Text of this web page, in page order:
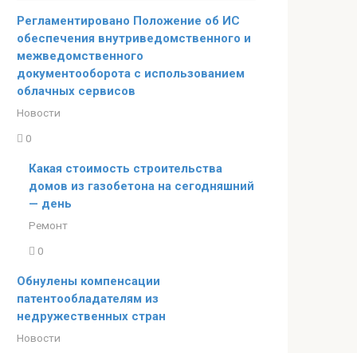
Регламентировано Положение об ИС
обеспечения внутриведомственного и
межведомственного
документооборота с использованием
облачных сервисов
Новости
0
Какая стоимость строительства
домов из газобетона на сегодняшний
— день
Ремонт
0
Обнулены компенсации
патентообладателям из
недружественных стран
Новости